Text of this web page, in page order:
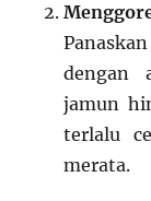
dengan
jamun
terlalu
merata.